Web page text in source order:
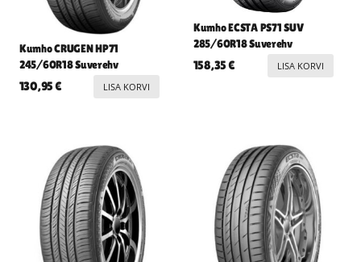
Kumho CRUGEN HP71
245/60R18 Suverehv
130,95€ LISA KORVI
Kumho ECSTA PS71 SUV
285/60R18 Suverehv
158,35€ LISA KORVI